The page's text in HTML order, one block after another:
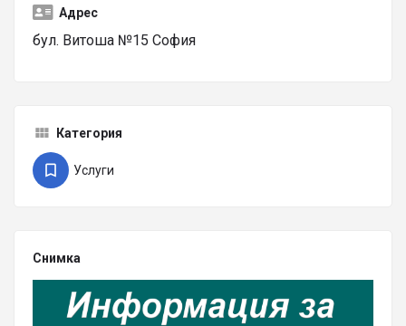
Адрес
бул. Витоша №15 София
Категория
Услуги
Снимка